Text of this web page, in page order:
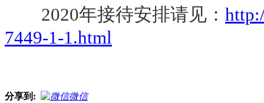
2020年接待安排请见：
7449-1-1.html
分享到:
微信